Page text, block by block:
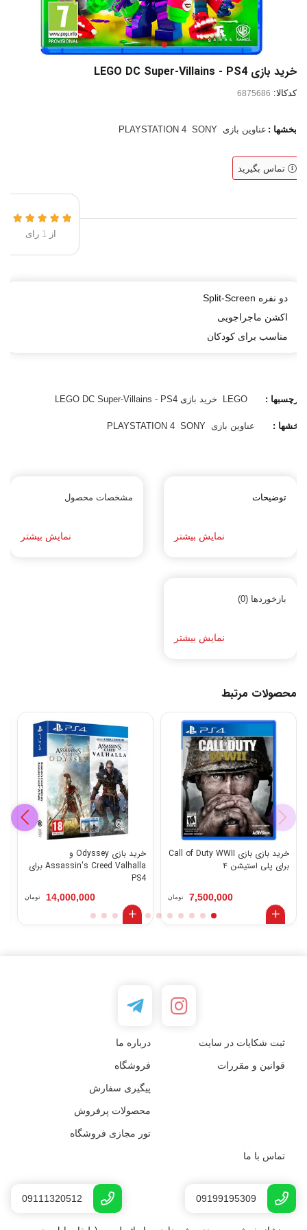
خرید بازی LEGO DC Super-Villains - PS4
کدکالا:
بخشها : عناوین بازی SONY
PLAYSTATION 4
تماس بگیرید
از1 رای
دو نفره Split-Screen
اکشن ماجراجویی
مناسب برای کودکان
برچسبها : LEGO خرید بازی LEGO DC Super-Villains - PS4
بخشها : عناوین بازی SONY
PLAYSTATION 4
توضیحات
نمایش بیشتر
مشخصات محصول
نمایش بیشتر
بازخوردها (0)
نمایش بیشتر
محصولات مرتبط
خرید بازی بازی Call of Duty WWII
برای پلی استیشن ۴
7,500,000 تومان
خرید بازی Odyssey و
Assassin's Creed Valhalla برای
PS4
14,000,000 تومان
ثبت شکایات در سایت درباره ما
قوانین و مقررات فروشگاه
پیگیری سفارش
محصولات پرفروش
تور مجازی فروشگاه
تماس با ما
09199195309
09111320512